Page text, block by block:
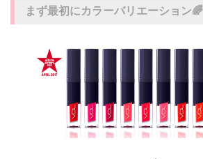
まず最初にカラーバリエーション🌈